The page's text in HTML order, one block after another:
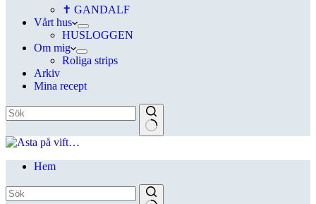
✝ GANDALF
Vårt hus
HUSLOGGEN
Om mig
Roliga strips
Arkiv
Mina recept
Hem